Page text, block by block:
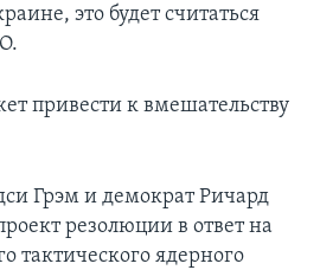
это будет считаться
привести к вмешательству
Грэм и демократ Ричард
резолюции в ответ на
тактического ядерного